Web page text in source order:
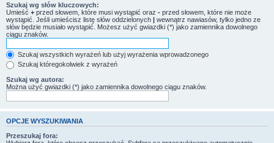
Szukaj wg słów kluczowych:
Umieść + przed słowem, które musi wystąpić oraz - przed słowem, które nie może
wystąpić. Jeśli umieścisz listę słów oddzielonych | wewnątrz nawiasów, tylko jedno ze
słów będzie musiało wystąpić. Możesz użyć gwiazdki (*) jako zamiennika dowolnego
ciągu znaków.
Szukaj wszystkich wyrażeń lub użyj wyrażenia wprowadzonego
Szukaj któregokolwiek z wyrażeń
Szukaj wg autora:
Można użyć gwiazdki (*) jako zamiennika dowolnego ciągu znaków.
OPCJE WYSZUKIWANIA
Przeszukaj fora: